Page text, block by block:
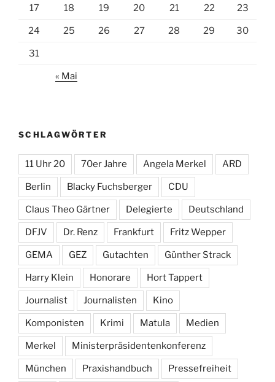
17 18 19 20 21 22 23
24 25 26 27 28 29 30
31
« Mai
SCHLAGWÖRTER
11 Uhr 20 70er Jahre Angela Merkel ARD
Berlin Blacky Fuchsberger CDU
Claus Theo Gärtner Delegierte Deutschland
DFJV Dr. Renz Frankfurt Fritz Wepper
GEMA GEZ Gutachten Günther Strack
Harry Klein Honorare Hort Tappert
Journalist Journalisten Kino
Komponisten Krimi Matula Medien
Merkel Ministerpräsidentenkonferenz
München Praxishandbuch Pressefreiheit